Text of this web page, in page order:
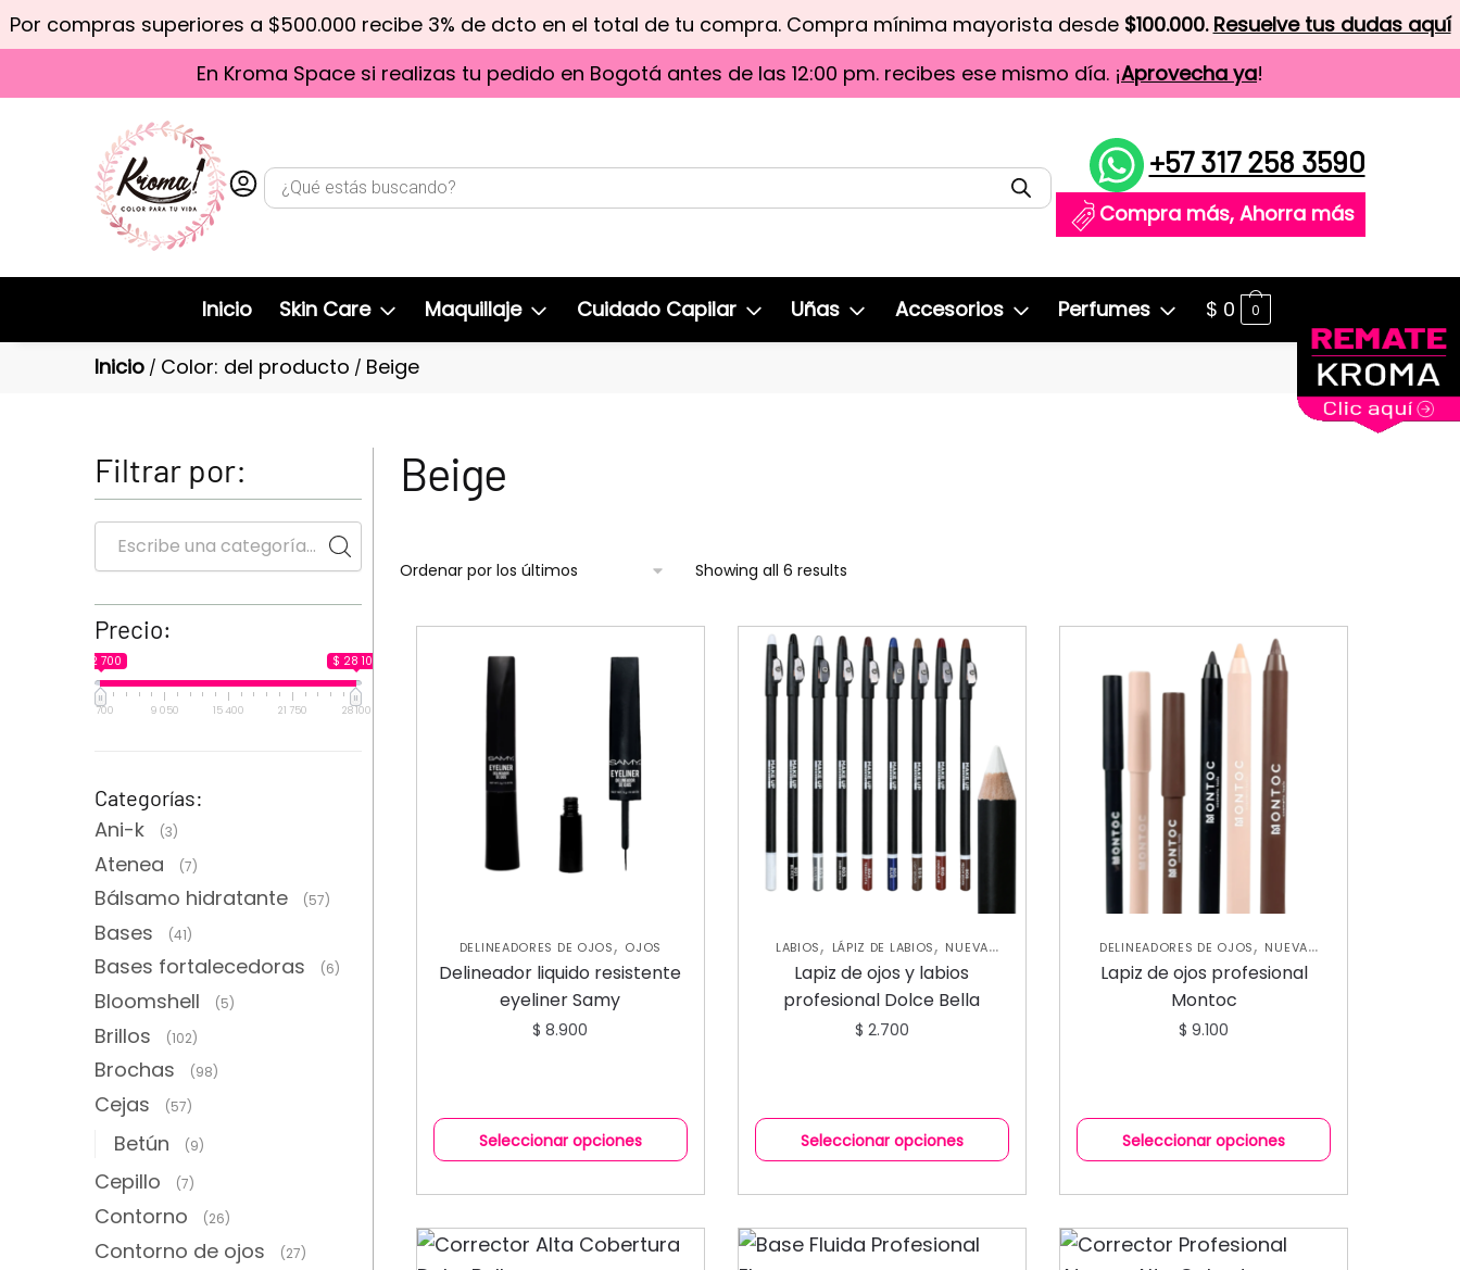
Por compras superiores a $500.000 recibe 3% de dcto en el total de tu compra. Compra mínima mayorista desde $100.000. Resuelve tus dudas aquí
En Kroma Space si realizas tu pedido en Bogotá antes de las 12:00 pm. recibes ese mismo día. ¡Aprovecha ya!
+57 317 258 3590
Compra más, Ahorra más
Inicio Skin Care Maquillaje Cuidado Capilar Uñas Accesorios Perfumes $ 0 0
Inicio / Color: del producto / Beige
Beige
Showing all 6 results
DELINEADORES DE OJOS, OJOS
Delineador liquido resistente
eyeliner Samy
$ 8.900
Seleccionar opciones
LABIOS, LÁPIZ DE LABIOS, NUEVA
COLECCIÓN,OJOS
Lapiz de ojos y labios
profesional Dolce Bella
$ 2.700
Seleccionar opciones
DELINEADORES DE OJOS, NUEVA
COLECCIÓN,OJOS
Lapiz de ojos profesional
Montoc
$ 9.100
Seleccionar opciones
Filtrar por:
Precio:
$ 2 700 $ 28 100
2 700 9 050 15 400 21 750 28 100
Categorías:
Ani-k (3)
Atenea (7)
Bálsamo hidratante (57)
Bases (41)
Bases fortalecedoras (6)
Bloomshell (5)
Brillos (102)
Brochas (98)
Cejas (57)
Betún (9)
Cepillo (7)
Contorno (26)
Contorno de ojos (27)